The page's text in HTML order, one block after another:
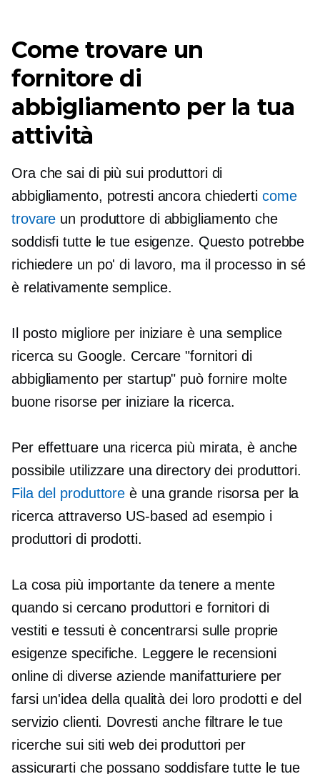
Come trovare un
fornitore di
abbigliamento per la tua
attività
Ora che sai di più sui produttori di
abbigliamento, potresti ancora chiederti come
trovare un produttore di abbigliamento che
soddisfi tutte le tue esigenze. Questo potrebbe
richiedere un po' di lavoro, ma il processo in sé
è relativamente semplice.
Il posto migliore per iniziare è una semplice
ricerca su Google. Cercare "fornitori di
abbigliamento per startup" può fornire molte
buone risorse per iniziare la ricerca.
Per effettuare una ricerca più mirata, è anche
possibile utilizzare una directory dei produttori.
Fila del produttore è una grande risorsa per la
ricerca attraverso US-based ad esempio i
produttori di prodotti.
La cosa più importante da tenere a mente
quando si cercano produttori e fornitori di
vestiti e tessuti è concentrarsi sulle proprie
esigenze specifiche. Leggere le recensioni
online di diverse aziende manifatturiere per
farsi un'idea della qualità dei loro prodotti e del
servizio clienti. Dovresti anche filtrare le tue
ricerche sui siti web dei produttori per
assicurarti che possano soddisfare tutte le tue